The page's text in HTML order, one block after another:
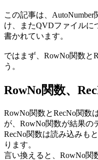
この記事は、
け、またQVDファイルに
書かれています。
ではまず、RowNo関数と
う。
RowNo関数、
RowNo関数とRecNo関数
が、RowNo関数が結果の
RecNo関数は読み込みも
ります。
言い換えると、RowNo関